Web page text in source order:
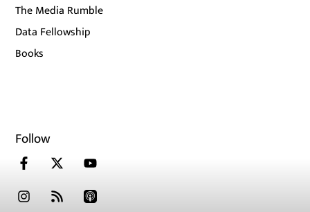
The Media Rumble
Data Fellowship
Books
Follow